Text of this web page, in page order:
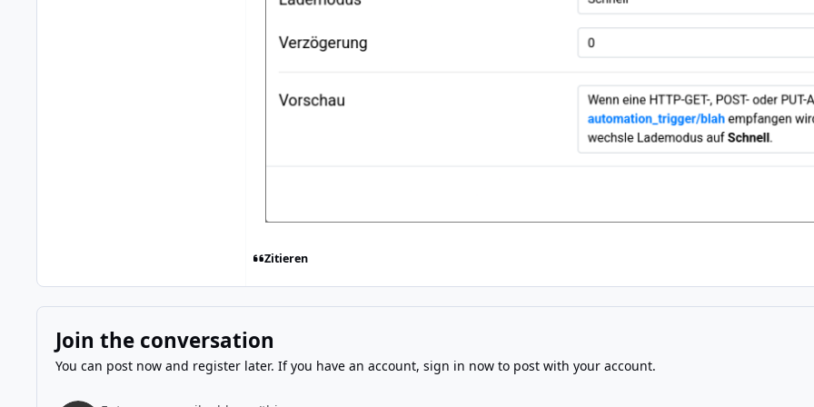
Zitieren
Join the conversation
You can post now and register later. If you have an account, sign in nowto post with your account.